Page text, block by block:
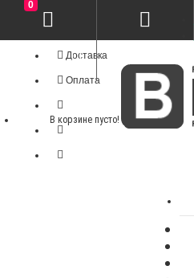
Доставка
Оплата
0
В корзине пусто!